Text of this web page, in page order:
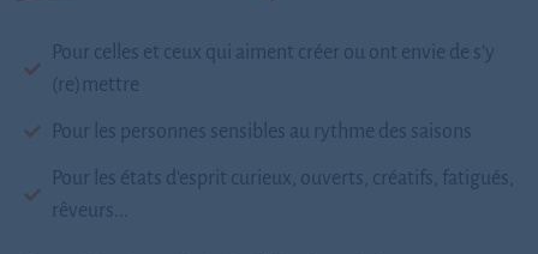
Pour celles et ceux qui aiment créer ou ont envie de s’y
(re)mettre
Pour les personnes sensibles au rythme des saisons
Pour les états d'esprit curieux, ouverts, créatifs, fatigués,
rêveurs...